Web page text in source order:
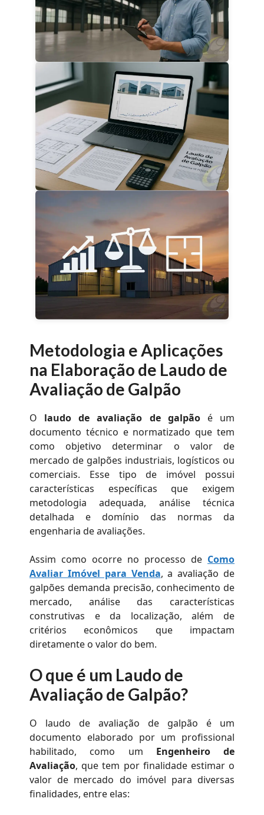
Metodologia e Aplicações
na Elaboração de Laudo de
Avaliação de Galpão
O laudo de avaliação de galpãoé um
documento técnico e normatizado que tem
como objetivo determinar o valor de
mercado de galpões industriais, logísticos ou
comerciais. Esse tipo de imóvel possui
características específicas que exigem
metodologia adequada, análise técnica
detalhada e domínio das normas da
engenharia de avaliações.
Assim como ocorre no processo de Como
Avaliar Imóvel para Venda, a avaliação de
galpões demanda precisão, conhecimento de
mercado, análise das características
construtivas e da localização, além de
critérios econômicos que impactam
diretamente o valor do bem.
O que é um Laudo de
Avaliação de Galpão?
O laudo de avaliação de galpão é um
documento elaborado por um profissional
habilitado, como um Engenheiro de
Avaliação, que tem por finalidade estimar o
valor de mercado do imóvel para diversas
finalidades, entre elas: